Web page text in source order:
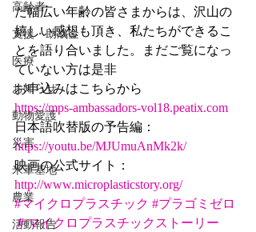
高齢者
支援・助成金
医療
お知らせ
動物愛護
災害
米軍基地
農業
活動報告
た幅広い年齢の皆さまからは、沢山の
嬉しい感想も頂き、私たちができるこ
とを語り合いました。まだご覧になっ
ていない方は是非
お申込みはこちらから
https://mps-ambassadors-vol18.peatix.com
日本語吹替版の予告編：
https://youtu.be/MJUmuAnMk2k/
映画の公式サイト：
http://www.microplasticstory.org/
#マイクロプラスチック #プラゴミゼロ
＃マイクロプラスチックストーリー